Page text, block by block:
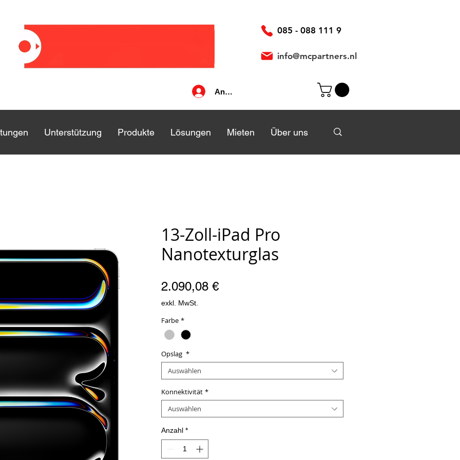
Anmelden
085 - 088 111 9
info@mcpartners.nl
Unterstützung Produkte Lösungen Mieten Über uns
Unterstützung Produkte Lösungen Mieten Über uns
13-Zoll-iPad Pro
Nanotexturglas
2.090,08 €Preis
exkl. MwSt.
Farbe *
Opslag *
Auswählen
Konnektivität *
Auswählen
Anzahl *